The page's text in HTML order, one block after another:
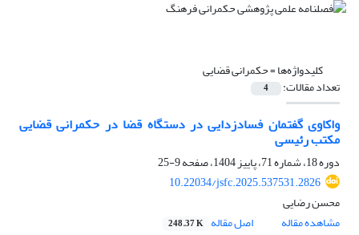
کلیدواژه‌ها =حکمرانی قضایی
تعداد مقالات: 4
واکاوی گفتمان فسادزدایی در دستگاه قضا در حکمرانی قضایی
مکتب رئیسی
دوره 18، شماره 71، پاییز 1404، صفحه
9-25
10.22034/jsfc.2025.537531.2826
محسن رضایی
مشاهده مقاله
اصل مقاله 248.37 K